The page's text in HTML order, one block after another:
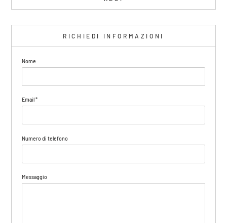
RICHIEDI INFORMAZIONI
Nome
Email*
Numero di telefono
Messaggio